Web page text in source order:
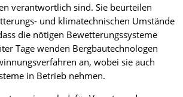
verantwortlich sind. Sie beurteilen
und klimatechnischen Umstände
die nötigen Bewetterungssysteme
Tage wenden Bergbautechnologen
an, wobei sie auch
in Betrieb nehmen.